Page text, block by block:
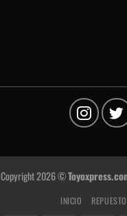
Copyright 2026 ©
INICIO